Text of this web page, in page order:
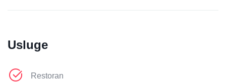
Usluge
Restoran